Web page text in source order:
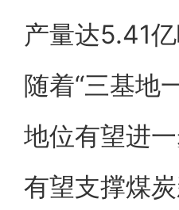
产量达5.41
随着“三基地
地位有望进
有望支撑煤